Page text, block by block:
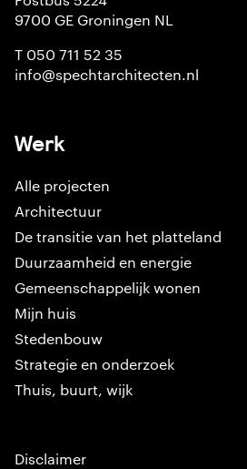
9700 GE Groningen NL
T 050 711 52 35
info@spechtarchitecten.nl
Werk
Alle projecten
Architectuur
De transitie van het platteland
Duurzaamheid en energie
Gemeenschappelijk wonen
Mijn huis
Stedenbouw
Strategie en onderzoek
Thuis, buurt, wijk
Disclaimer